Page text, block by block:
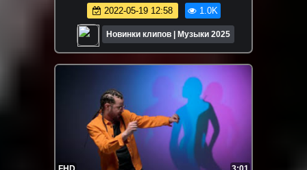
2022-05-19 12:58 1.0K
Новинки клипов | Музыки 2025